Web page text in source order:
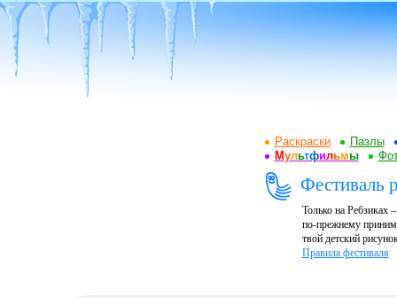
Раскраски
Пазлы
Мультфильмы
Фестиваль
Только на Ребзиках
по-прежнему
твой детский
Правила фестиваля